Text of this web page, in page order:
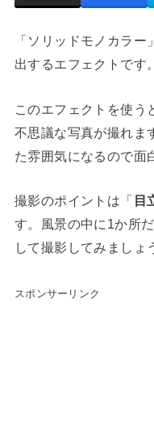
「ソリッドモノカラ
出するエフェクトです。
このエフェクトを使う
不思議な写真が撮れま
た雰囲気になるので面
撮影のポイントは「 目
す。風景の中に1か所
して撮影してみましょ
スポンサーリンク